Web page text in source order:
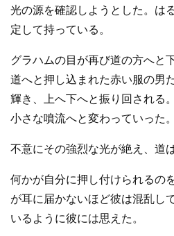
光の源を確認しようとした。は
定して持っている。
グラハムの目が再び道の方へと
道へと押し込まれた赤い服の男
輝き、上へ下へと振り回される
小さな噴流へと変わっていった。
不意にその強烈な光が絶え、道
何かが自分に押し付けられるの
が耳に届かないほど彼は混乱し
いるように彼には思えた。